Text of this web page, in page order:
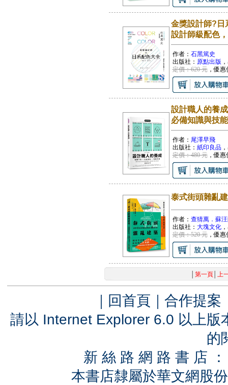
金獎設計師?日
設計師級配色
作者： 石黑篤史
出版社： 原點出版
定價：620 元，優惠
設計職人的養
必備知識與技
作者： 尾澤早飛
出版社： 紙印良品
定價：480 元，優惠
泰式街頭雜亂
作者： 查猜萬．蘇汪
出版社： 大塊文化
定價：520 元，優惠
第一頁│ 上
｜ 回首頁 ｜ 合作提案
請以 Internet Explorer 6.0 以上
的
新 絲 路 網 路 書 店
本書店隸屬於華文網股